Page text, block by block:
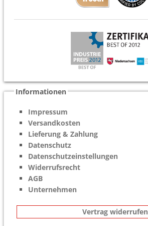
Informationen
Impressum
Versandkosten
Lieferung & Zahlung
Datenschutz
Datenschutzeinstellungen
Widerrufsrecht
AGB
Unternehmen
Vertrag widerrufen